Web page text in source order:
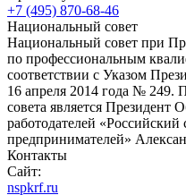
+7 (495) 870-68-46
Национальный совет
Национальный совет при
по профессиональным
соответствии с Указом
16 апреля 2014 года № 249.
совета является Президент
работодателей
предпринимателей»
Контакты
Сайт:
nspkrf.ru